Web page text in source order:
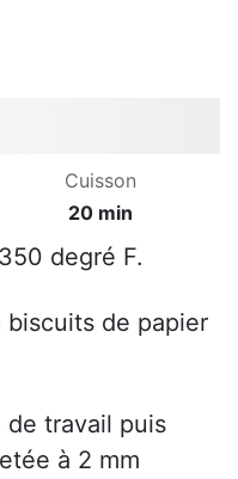
Cuisson
20 min
degré F.
biscuits de papier
de travail puis
à 2 mm